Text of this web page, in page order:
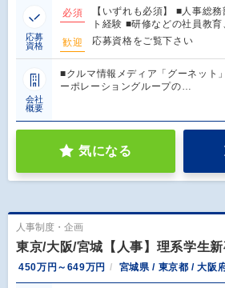
応募
資格
必須
【いずれも必須】 ■人事総
ト経験 ■研修などの社員教
歓迎
応募資格をご覧下さい
会社
概要
■クルマ情報メディア「グーネット
ーポレーショングループの…
気になる
人事制度・企画
東京/大阪/宮城【人事】理系学生
450万円～649万円 宮城県 / 東京都 / 大阪